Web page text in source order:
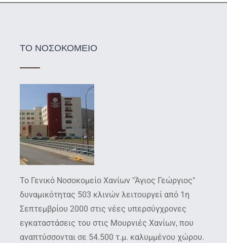
ΤΟ ΝΟΣΟΚΟΜΕΙΟ
Το Γενικό Νοσοκομείο Χανίων "Άγιος Γεώργιος"
δυναμικότητας 503 κλινών λειτουργεί από 1η
Σεπτεμβρίου 2000 στις νέες υπερσύγχρονες
εγκαταστάσεις του στις Μουρνιές Χανίων, που
αναπτύσσονται σε 54.500 τ.μ. καλυμμένου χώρου.